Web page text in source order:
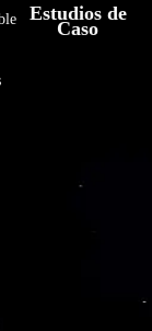
Estudios de
Caso